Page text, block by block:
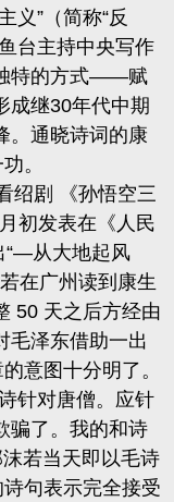
义”（简称“反
台主持中央写作
特的方式——赋
成继30年代中期
。通晓诗词的康
。
绍剧 《孙悟空三
月初发表在《人民
“—从大地起风
在广州读到康生
50 天之后方经由
毛泽东借助一出
意图十分明了。
针对唐僧。应针
骗了。我的和诗
若当天即以毛诗
诗句表示完全接受